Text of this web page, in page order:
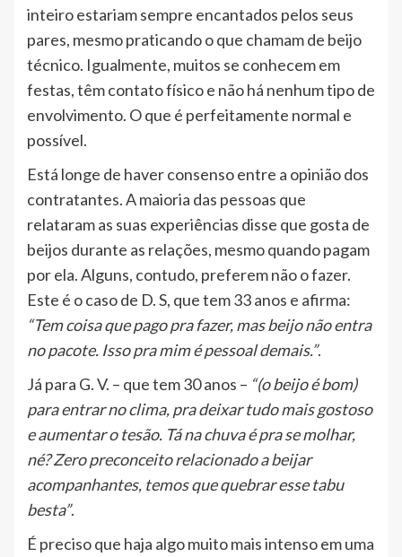
inteiro estariam sempre encantados pelos seus
pares, mesmo praticando o que chamam de beijo
técnico. Igualmente, muitos se conhecem em
festas, têm contato físico e não há nenhum tipo de
envolvimento. O que é perfeitamente normal e
possível.
Está longe de haver consenso entre a opinião dos
contratantes. A maioria das pessoas que
relataram as suas experiências disse que gosta de
beijos durante as relações, mesmo quando pagam
por ela. Alguns, contudo, preferem não o fazer.
Este é o caso de D. S, que tem 33 anos e afirma:
“Tem coisa que pago pra fazer, mas beijo não entra
no pacote. Isso pra mim é pessoal demais.”.
Já para G. V. – que tem 30 anos – “(o beijo é bom)
para entrar no clima, pra deixar tudo mais gostoso
e aumentar o tesão. Tá na chuva é pra se molhar,
né? Zero preconceito relacionado a beijar
acompanhantes, temos que quebrar esse tabu
besta”.
É preciso que haja algo muito mais intenso em uma